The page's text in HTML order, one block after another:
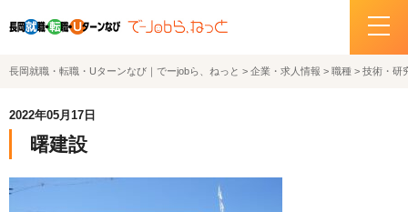
ホーム
イベント情報
企業・求人情報
長岡就職・転職・Uターンなび｜でーjobら、ねっと > 企業・求人情報 > 職種 > 技術・研
2022年05月17日
曙建設